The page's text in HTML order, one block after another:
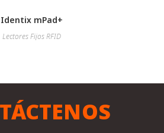
Identix mPad+
Lectores Fijos RFID